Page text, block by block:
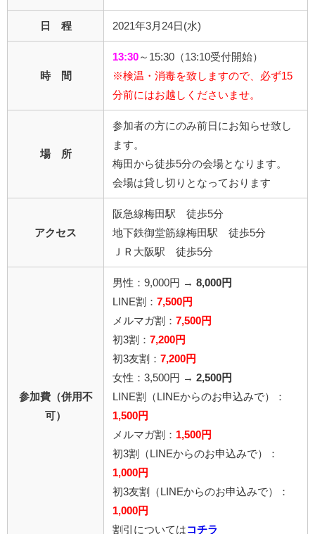
日 程 2021年3月24日(水)
時 間
13:30 ～15:30（13:10受付開始）
※検温・消毒を致しますので、必ず15
分前にはお越しくださいませ。
場 所
参加者の方にのみ前日にお知らせ致し
ます。
梅田から徒歩5分の会場となります。
会場は貸し切りとなっております
アクセス
阪急線梅田駅 徒歩5分
地下鉄御堂筋線梅田駅 徒歩5分
ＪＲ大阪駅 徒歩5分
参加費（併用不
可）
男性：9,000円 → 8,000円
LINE割： 7,500円
メルマガ割： 7,500円
初3割： 7,200円
初3友割： 7,200円
女性：3,500円 → 2,500円
LINE割
（LINEからのお申込みで）
：
1,500円
メルマガ割： 1,500円
初3割（LINEからのお申込みで）：
1,000円
初3友割（LINEからのお申込みで）：
1,000円
割引については コチラ